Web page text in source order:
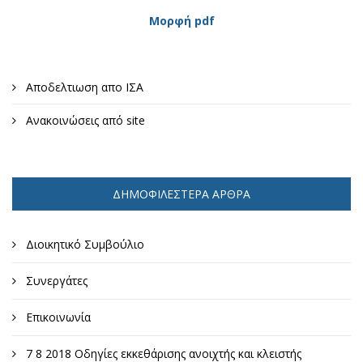
Μορφή pdf
Αποδελτιωση απο ΙΣΑ
Ανακοινώσεις από site
ΔΗΜΟΦΙΛΈΣΤΕΡΑ ΆΡΘΡΑ
Διοικητικό Συμβούλιο
Συνεργάτες
Επικοινωνία
7 8 2018 Οδηγίες εκκεθάρισης ανοιχτής και κλειστής